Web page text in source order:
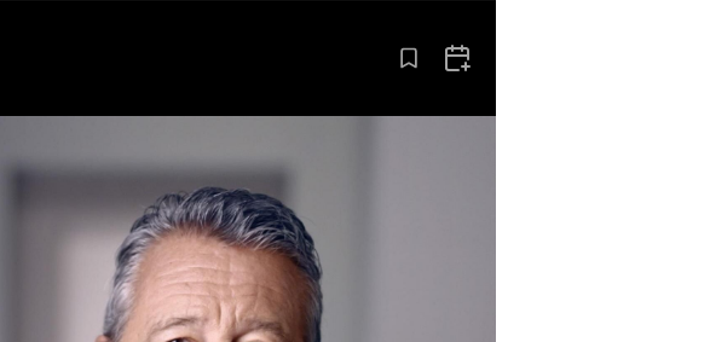
Aus den Lesezeichen entfernen
Zum Kalender hinzufügen